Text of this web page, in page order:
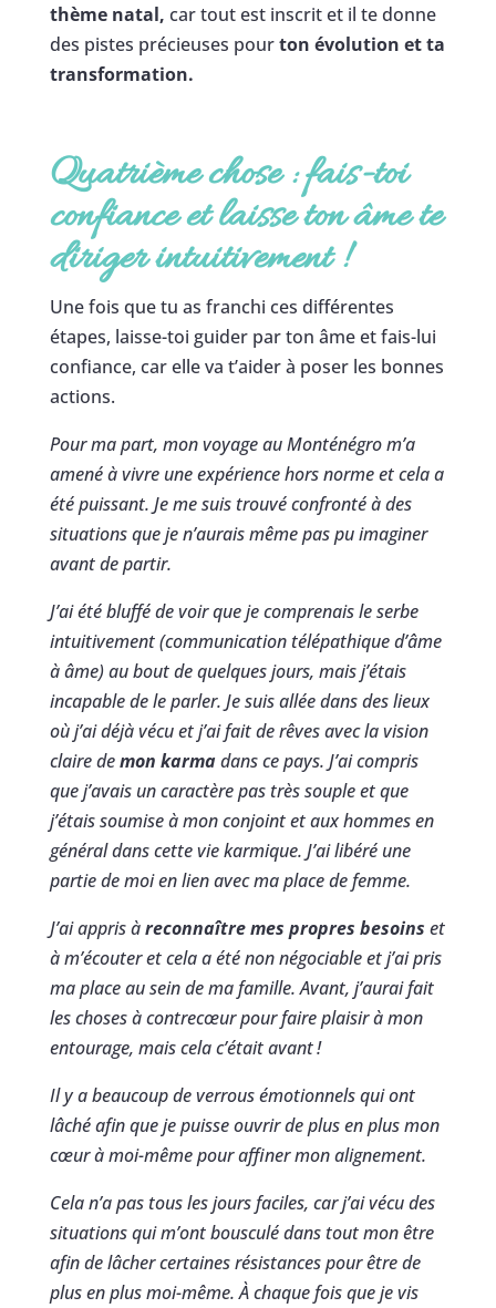
thème natal, car tout est inscrit et il te donne
des pistes précieuses pourton évolution et ta
transformation.
Quatrième chose : fais-toi
confiance et laisse ton âme te
diriger intuitivement !
Une fois que tu as franchi ces différentes
étapes, laisse-toi guider par ton âme et fais-lui
confiance, car elle va t’aider à poser les bonnes
actions.
Pour ma part, mon voyage au Monténégro m’a
amené à vivre une expérience hors norme et cela a
été puissant. Je me suis trouvé confronté à des
situations que je n’aurais même pas pu imaginer
avant de partir.
J’ai été bluffé de voir que je comprenais le serbe
intuitivement (communication télépathique d’âme
à âme) au bout de quelques jours, mais j’étais
incapable de le parler. Je suis allée dans des lieux
où j’ai déjà vécu et j’ai fait de rêves avec la vision
claire demon karmadans ce pays. J’ai compris
que j’avais un caractère pas très souple et que
j’étais soumise à mon conjoint et aux hommes en
général dans cette vie karmique. J’ai libéré une
partie de moi en lien avec ma place de femme.
J’ai appris àreconnaître mes propres besoins et
à m’écouter et cela a été non négociable et j’ai pris
ma place au sein de ma famille. Avant, j’aurai fait
les choses à contrecœur pour faire plaisir à mon
entourage, mais cela c’était avant!
Il y a beaucoup de verrous émotionnels qui ont
lâché afin que je puisse ouvrir de plus en plus mon
cœur à moi-même pour affiner mon alignement.
Cela n’a pas tous les jours faciles, car j’ai vécu des
situations qui m’ont bousculé dans tout mon être
afin de lâcher certaines résistances pour être de
plus en plus moi-même. À chaque fois que je vis